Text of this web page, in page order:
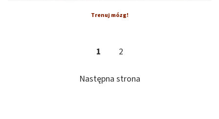
Trenuj mózg!
1 2
Następna strona